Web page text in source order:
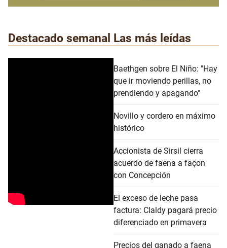
Destacado semanal Las más leídas
Baethgen sobre El Niño: "Hay
que ir moviendo perillas, no
prendiendo y apagando"
Novillo y cordero en máximo
histórico
Accionista de Sirsil cierra
acuerdo de faena a façon
con Concepción
El exceso de leche pasa
factura: Claldy pagará precio
diferenciado en primavera
Precios del ganado a faena